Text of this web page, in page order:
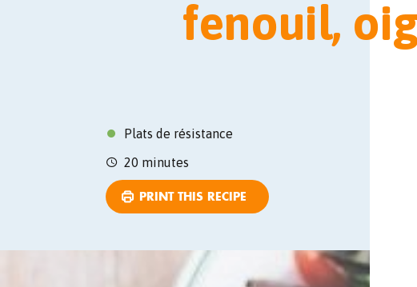
fenouil,
Plats de résistance
20 minutes
PRINT THIS RECIPE